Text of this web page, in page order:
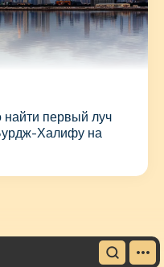
первый луч
Халифу на